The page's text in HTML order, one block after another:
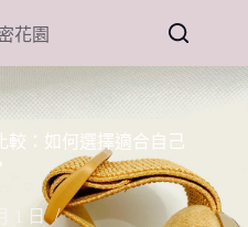
花園
較：如何選擇適合自己
1 日